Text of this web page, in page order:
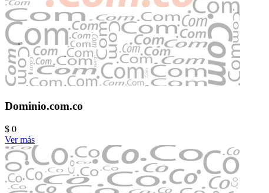
Dominio.com.co
$ 0
Ver más